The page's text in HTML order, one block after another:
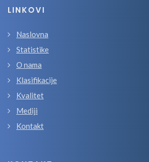
LINKOVI
Naslovna
Statistike
O nama
Klasifikacije
Kvalitet
Mediji
Kontakt